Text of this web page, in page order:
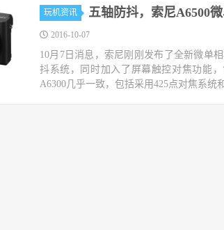
玩机资讯 五轴防抖，索尼A6500
2016-10-07
10月7日消息，索尼刚刚发布了全新微单
抖系统，同时加入了屏幕触控对焦功能
A6300几乎一致，包括采用425点对焦系统